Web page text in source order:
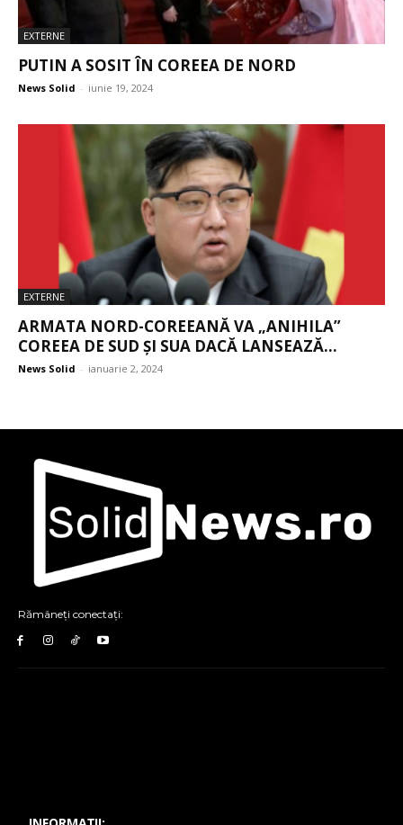
EXTERNE
PUTIN A SOSIT ÎN COREEA DE NORD
News Solid - iunie 19, 2024
EXTERNE
ARMATA NORD-COREEANĂ VA „ANIHILA”
COREEA DE SUD ȘI SUA DACĂ LANSEAZĂ...
News Solid - ianuarie 2, 2024
Rămâneți conectați: